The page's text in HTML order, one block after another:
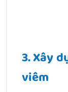
3. Xây
viêm